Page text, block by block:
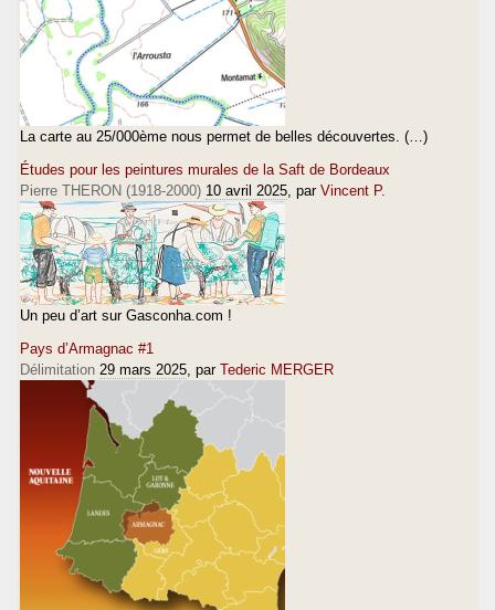
La carte au 25/000ème nous permet de belles découvertes. (…)
Études pour les peintures murales de la Saft de Bordeaux
Pierre THERON (1918-2000) 10 avril 2025 , par Vincent P.
Un peu d’art sur Gasconha.com !
Pays d’Armagnac #1
Délimitation 29 mars 2025 , par Tederic MERGER